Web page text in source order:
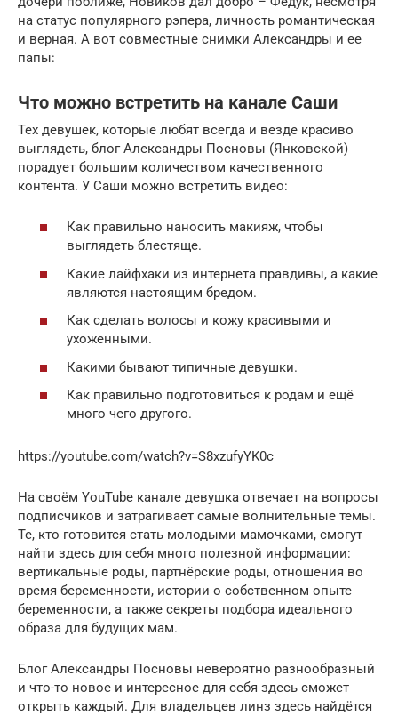
на статус популярного рэпера, личность романтическая
и верная. А вот совместные снимки Александры и ее
папы:
Что можно встретить на канале Саши
Тех девушек, которые любят всегда и везде красиво
выглядеть, блог Александры Посновы (Янковской)
порадует большим количеством качественного
контента. У Саши можно встретить видео:
Как правильно наносить макияж, чтобы
выглядеть блестяще.
Какие лайфхаки из интернета правдивы, а какие
являются настоящим бредом.
Как сделать волосы и кожу красивыми и
ухоженными.
Какими бывают типичные девушки.
Как правильно подготовиться к родам и ещё
много чего другого.
https://youtube.com/watch?v=S8xzufyYK0c
На своём YouTube канале девушка отвечает на вопросы
подписчиков и затрагивает самые волнительные темы.
Те, кто готовится стать молодыми мамочками, смогут
найти здесь для себя много полезной информации:
вертикальные роды, партнёрские роды, отношения во
время беременности, истории о собственном опыте
беременности, а также секреты подбора идеального
образа для будущих мам.
Блог Александры Посновы невероятно разнообразный
и что-то новое и интересное для себя здесь сможет
открыть каждый. Для владельцев линз здесь найдётся